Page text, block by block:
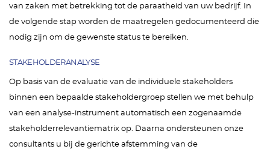
van zaken met betrekking tot de paraatheid van uw bedrijf. In
de volgende stap worden de maatregelen gedocumenteerd die
nodig zijn om de gewenste status te bereiken.
STAKEHOLDERANALYSE
Op basis van de evaluatie van de individuele stakeholders
binnen een bepaalde stakeholdergroep stellen we met behulp
van een analyse-instrument automatisch een zogenaamde
stakeholderrelevantiematrix op. Daarna ondersteunen onze
consultants u bij de gerichte afstemming van de